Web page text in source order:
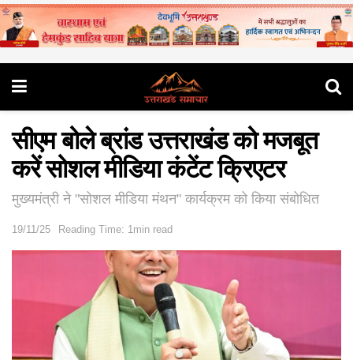
सीएम बोले ब्रांड उत्तराखंड को मजबूत
करें सोशल मीडिया कंटेंट क्रिएटर
मुख्यमंत्री ने "सोशल मीडिया मंथन" कार्यक्रम को किया संबोधित
19/11/25 Reading Time: 1min read